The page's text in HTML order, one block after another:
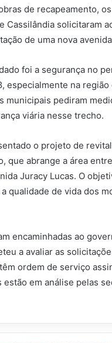
de recapeamento, os
Cassilândia solicitaram
de uma nova
foi a segurança no
especialmente na região
municipais pediram
viária nesse trecho.
o projeto de
que abrange a área
Juracy Lucas. O
qualidade de vida dos
encaminhadas ao
a avaliar as
ordem de serviço
estão em análise pelas